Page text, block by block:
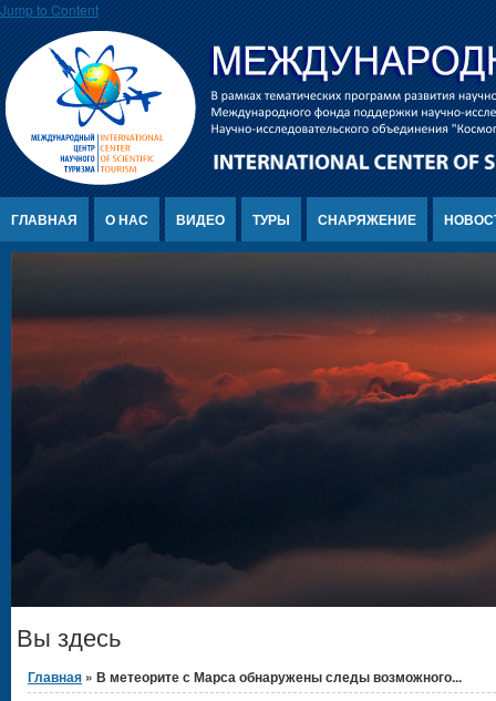
Jump to Content
ГЛАВНАЯ О НАС ВИДЕО ТУРЫ СНАРЯЖЕНИЕ
Вы здесь
Главная » В метеорите с Марса обнаружены следы возможного...